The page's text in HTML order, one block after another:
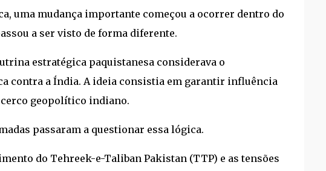
uma mudança importante começou a ocorrer dentro do
a ser visto de forma diferente.
estratégica paquistanesa considerava o
contra a Índia. A ideia consistia em garantir influência
geopolítico indiano.
passaram a questionar essa lógica.
do Tehreek-e-Taliban Pakistan (TTP) e as tensões